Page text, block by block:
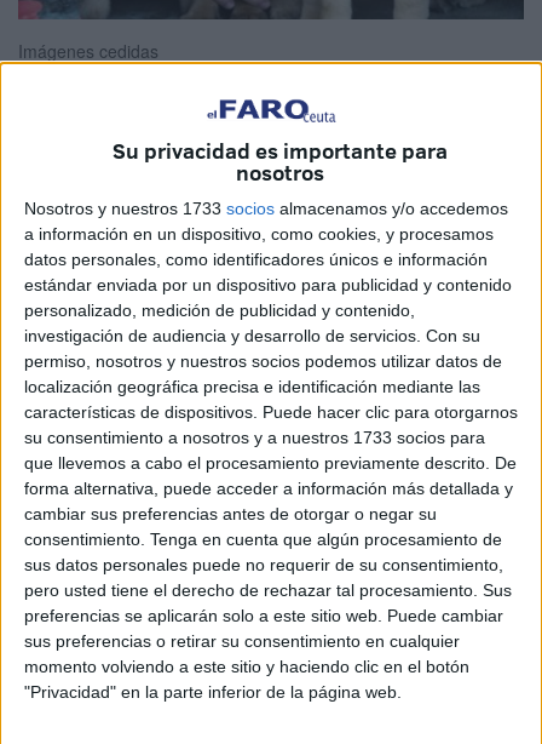
Su privacidad es importante para
nosotros
Nosotros y nuestros 1733 socios almacenamos y/o accedemos
a información en un dispositivo, como cookies, y procesamos
datos personales, como identificadores únicos e información
estándar enviada por un dispositivo para publicidad y contenido
personalizado, medición de publicidad y contenido,
investigación de audiencia y desarrollo de servicios. Con su
permiso, nosotros y nuestros socios podemos utilizar datos de
localización geográfica precisa e identificación mediante las
características de dispositivos. Puede hacer clic para otorgarnos
su consentimiento a nosotros y a nuestros 1733 socios para
que llevemos a cabo el procesamiento previamente descrito. De
forma alternativa, puede acceder a información más detallada y
cambiar sus preferencias antes de otorgar o negar su
consentimiento. Tenga en cuenta que algún procesamiento de
sus datos personales puede no requerir de su consentimiento,
pero usted tiene el derecho de rechazar tal procesamiento. Sus
preferencias se aplicarán solo a este sitio web. Puede cambiar
sus preferencias o retirar su consentimiento en cualquier
momento volviendo a este sitio y haciendo clic en el botón
"Privacidad" en la parte inferior de la página web.
Imágenes cedidas
El abandono de animales en Ceuta continúa
incrementándose y en 2022 habría ascendido un 40%. Así
lo aseguran desdela Protectora de animales y plantas
de la ciudad autónoma, que se muestra muy preocupada
por la incidencia que pueda tener laNavidaden el número
de animales errantes.
Cuenta Victoria Santana, portavoz de la asociación, que
sus instalaciones se encuentran absolutamente repletas:
"Los cheniles están llenos y continuamente nos están
llegando animales. Por cada uno que sale, entran tres",
advierte.
Hasta ahí nada nuevo. La novedad salta al observar las
cifras, que, por desgracia, ni siquiera se parecen a las de
años anteriores. "Este año ha habido un repunte en los
abandonos", confirma Santana.